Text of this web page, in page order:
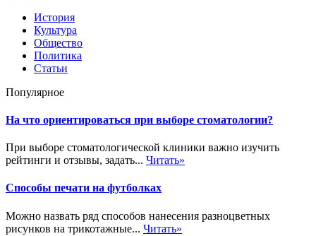
История
Культура
Общество
Политика
Статьи
Популярное
На что ориентироваться при выборе стоматологии?
При выборе стоматологической клиники важно изучить
рейтинги и отзывы, задать... Читать»
Способы печати на футболках
Можно назвать ряд способов нанесения разноцветных
рисунков на трикотажные... Читать»